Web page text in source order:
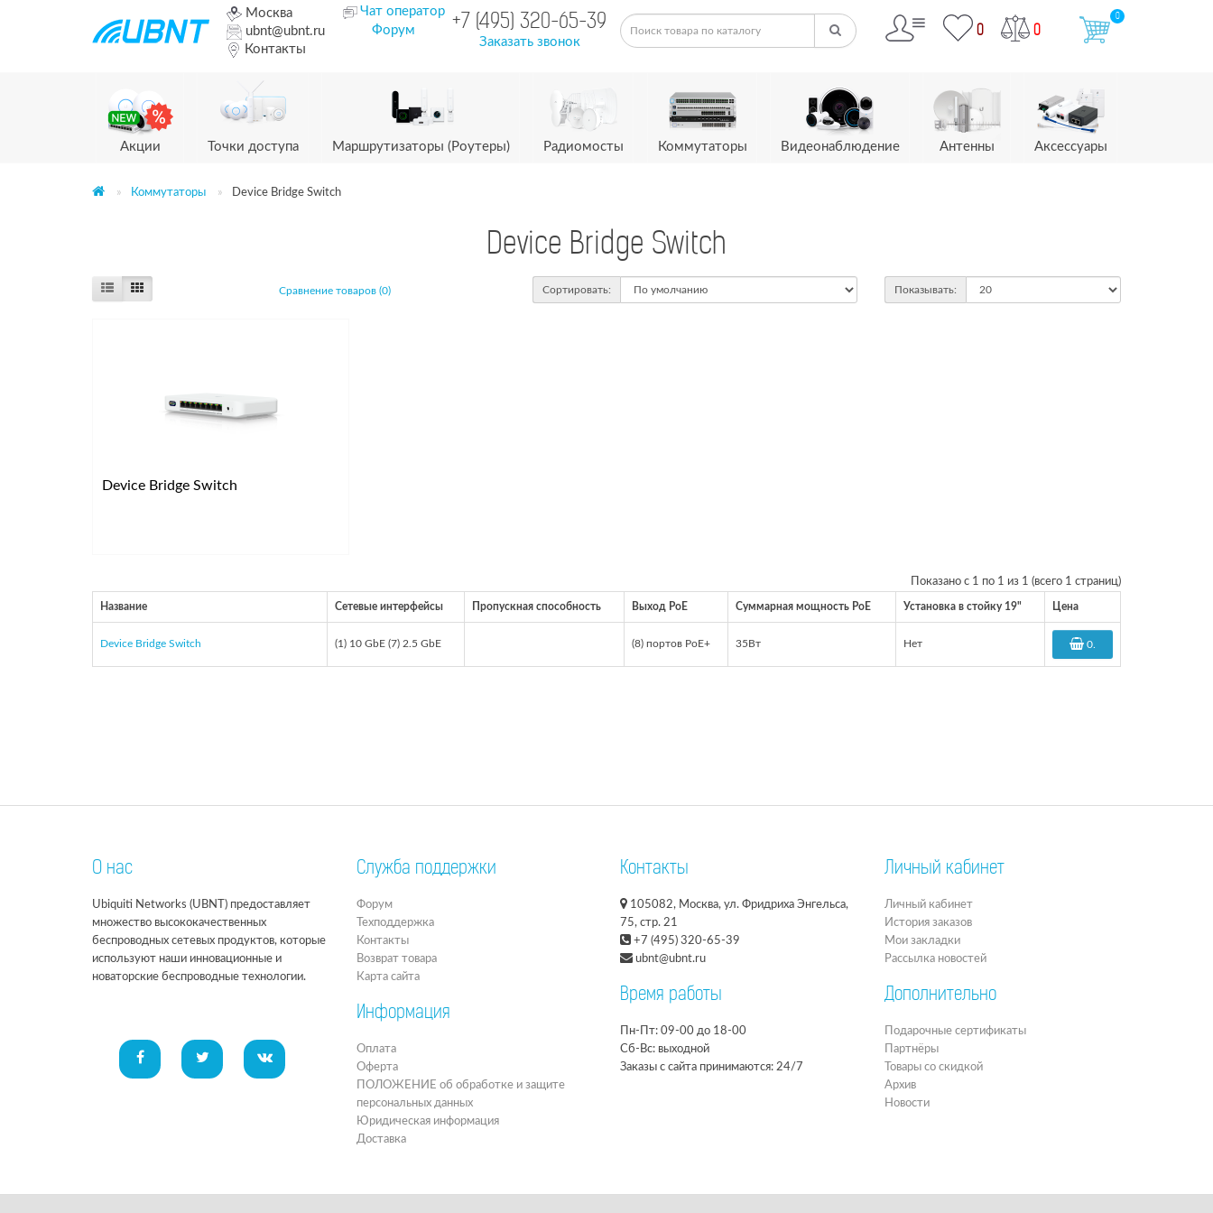
Москва
ubnt@ubnt.ru
Контакты
Чат оператор
Форум
+7 (495) 320-65-39
Заказать звонок
0 0
0
Акции Точки доступа Маршрутизаторы (Роутеры) Радиомосты Коммутаторы Видеонаблюдение Антенны Аксессуары
Коммутаторы Device Bridge Switch
Device Bridge Switch
Сравнение товаров (0) Сортировать: Показывать:
Device Bridge Switch
Показано с 1 по 1 из 1 (всего 1 страниц)
Название Сетевые интерфейсы Пропускная способность Выход PoE Суммарная мощность PoE Установка в стойку 19" Цена
Device Bridge Switch (1) 10 GbE (7) 2.5 GbE (8) портов PoE+ 35Вт Нет 0
О нас
Ubiquiti Networks (UBNT) предоставляет
множество высококачественных
беспроводных сетевых продуктов, которые
используют наши инновационные и
новаторские беспроводные технологии.
Служба поддержки
Форум
Техподдержка
Контакты
Возврат товара
Карта сайта
Информация
Оплата
Оферта
ПОЛОЖЕНИЕ об обработке и защите
персональных данных
Юридическая информация
Доставка
Контакты
105082, Москва, ул. Фридриха Энгельса,
75, стр. 21
+7 (495) 320-65-39
ubnt@ubnt.ru
Время работы
Пн-Пт: 09-00 до 18-00
Сб-Вс: выходной
Заказы с сайта принимаются: 24/7
Личный кабинет
Личный кабинет
История заказов
Мои закладки
Рассылка новостей
Дополнительно
Подарочные сертификаты
Партнёры
Товары со скидкой
Архив
Новости